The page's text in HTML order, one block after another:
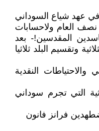
عهد شياع السوداني
نصف العام ولاحسابات
المقدسين!- بعد
وتقسيم البلد ثلاثيا
والاحتياطات النقدية
التي تجرم سوداني